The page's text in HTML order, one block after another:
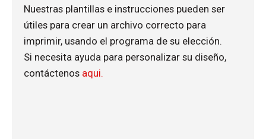
Nuestras plantillas e instrucciones pueden ser
útiles para crear un archivo correcto para
imprimir, usando el programa de su elección.
Si necesita ayuda para personalizar su diseño,
contáctenos aqui.